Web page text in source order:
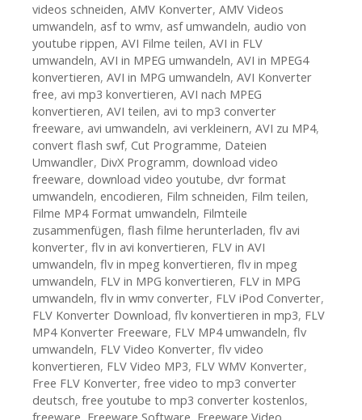
videos schneiden, AMV Konverter, AMV Videos
umwandeln, asf to wmv, asf umwandeln, audio von
youtube rippen, AVI Filme teilen, AVI in FLV
umwandeln, AVI in MPEG umwandeln, AVI in MPEG4
konvertieren, AVI in MPG umwandeln, AVI Konverter
free, avi mp3 konvertieren, AVI nach MPEG
konvertieren, AVI teilen, avi to mp3 converter
freeware, avi umwandeln, avi verkleinern, AVI zu MP4,
convert flash swf, Cut Programme, Dateien
Umwandler, DivX Programm, download video
freeware, download video youtube, dvr format
umwandeln, encodieren, Film schneiden, Film teilen,
Filme MP4 Format umwandeln, Filmteile
zusammenfügen, flash filme herunterladen, flv avi
konverter, flv in avi konvertieren, FLV in AVI
umwandeln, flv in mpeg konvertieren, flv in mpeg
umwandeln, FLV in MPG konvertieren, FLV in MPG
umwandeln, flv in wmv converter, FLV iPod Converter,
FLV Konverter Download, flv konvertieren in mp3, FLV
MP4 Konverter Freeware, FLV MP4 umwandeln, flv
umwandeln, FLV Video Konverter, flv video
konvertieren, FLV Video MP3, FLV WMV Konverter,
Free FLV Konverter, free video to mp3 converter
deutsch, free youtube to mp3 converter kostenlos,
freeware, Freeware Software, Freeware Video